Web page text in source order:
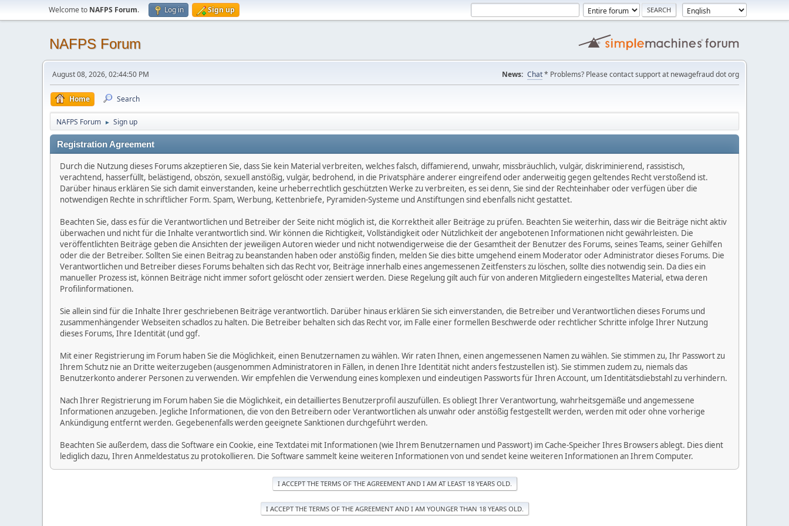
Welcome to NAFPS Forum. Log in Sign up
NAFPS Forum
August 08, 2026, 02:44:50 PM News: Chat* Problems? Please contact support at newagefraud dot org
Home Search
NAFPS Forum ► Sign up
Registration Agreement
Durch die Nutzung dieses Forums akzeptieren Sie, dass Sie kein Material verbreiten, welches falsch, diffamierend, unwahr, missbräuchlich, vulgär, diskriminierend, rassistisch,
verachtend, hasserfüllt, belästigend, obszön, sexuell anstößig, vulgär, bedrohend, in die Privatsphäre anderer eingreifend oder anderweitig gegen geltendes Recht verstoßend ist.
Darüber hinaus erklären Sie sich damit einverstanden, keine urheberrechtlich geschützten Werke zu verbreiten, es sei denn, Sie sind der Rechteinhaber oder verfügen über die
notwendigen Rechte in schriftlicher Form. Spam, Werbung, Kettenbriefe, Pyramiden-Systeme und Anstiftungen sind ebenfalls nicht gestattet.
Beachten Sie, dass es für die Verantwortlichen und Betreiber der Seite nicht möglich ist, die Korrektheit aller Beiträge zu prüfen. Beachten Sie weiterhin, dass wir die Beiträge nicht aktiv
überwachen und nicht für die Inhalte verantwortlich sind. Wir können die Richtigkeit, Vollständigkeit oder Nützlichkeit der angebotenen Informationen nicht gewährleisten. Die
veröffentlichten Beiträge geben die Ansichten der jeweiligen Autoren wieder und nicht notwendigerweise die der Gesamtheit der Benutzer des Forums, seines Teams, seiner Gehilfen
oder die der Betreiber. Sollten Sie einen Beitrag zu beanstanden haben oder anstößig finden, melden Sie dies bitte umgehend einem Moderator oder Administrator dieses Forums. Die
Verantwortlichen und Betreiber dieses Forums behalten sich das Recht vor, Beiträge innerhalb eines angemessenen Zeitfensters zu löschen, sollte dies notwendig sein. Da dies ein
manueller Prozess ist, können Beiträge nicht immer sofort gelöscht oder zensiert werden. Diese Regelung gilt auch für von anderen Mitgliedern eingestelltes Material, etwa deren
Profilinformationen.
Sie allein sind für die Inhalte Ihrer geschriebenen Beiträge verantwortlich. Darüber hinaus erklären Sie sich einverstanden, die Betreiber und Verantwortlichen dieses Forums und
zusammenhängender Webseiten schadlos zu halten. Die Betreiber behalten sich das Recht vor, im Falle einer formellen Beschwerde oder rechtlicher Schritte infolge Ihrer Nutzung
dieses Forums, Ihre Identität (und ggf.
Mit einer Registrierung im Forum haben Sie die Möglichkeit, einen Benutzernamen zu wählen. Wir raten Ihnen, einen angemessenen Namen zu wählen. Sie stimmen zu, Ihr Passwort zu
Ihrem Schutz nie an Dritte weiterzugeben (ausgenommen Administratoren in Fällen, in denen Ihre Identität nicht anders festzustellen ist). Sie stimmen zudem zu, niemals das
Benutzerkonto anderer Personen zu verwenden. Wir empfehlen die Verwendung eines komplexen und eindeutigen Passworts für Ihren Account, um Identitätsdiebstahl zu verhindern.
Nach Ihrer Registrierung im Forum haben Sie die Möglichkeit, ein detailliertes Benutzerprofil auszufüllen. Es obliegt Ihrer Verantwortung, wahrheitsgemäße und angemessene
Informationen anzugeben. Jegliche Informationen, die von den Betreibern oder Verantwortlichen als unwahr oder anstößig festgestellt werden, werden mit oder ohne vorherige
Ankündigung entfernt werden. Gegebenenfalls werden geeignete Sanktionen durchgeführt werden.
Beachten Sie außerdem, dass die Software ein Cookie, eine Textdatei mit Informationen (wie Ihrem Benutzernamen und Passwort) im Cache-Speicher Ihres Browsers ablegt. Dies dient
lediglich dazu, Ihren Anmeldestatus zu protokollieren. Die Software sammelt keine weiteren Informationen von und sendet keine weiteren Informationen an Ihrem Computer.